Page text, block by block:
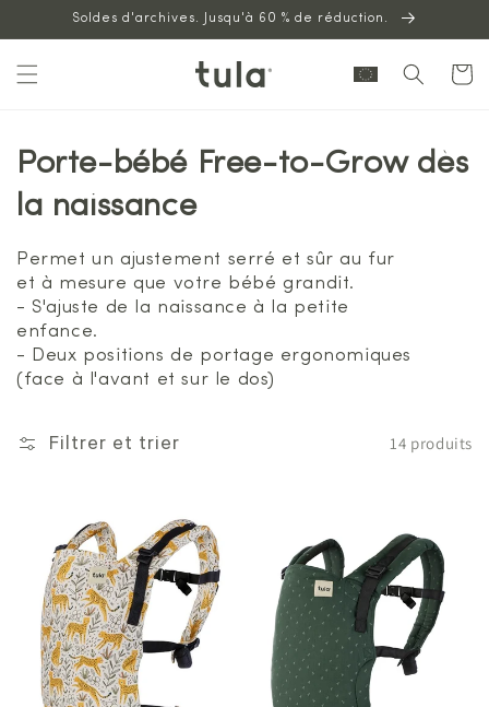
Aller au
contenu
Soldes d'archives. Jusqu'à 60 % de réduction.
Panier
Porte-bébé Free-to-Grow dès
la naissance
Permet un ajustement serré et sûr au fur
et à mesure que votre bébé grandit.
- S'ajuste de la naissance à la petite
enfance.
- Deux positions de portage ergonomiques
(face à l'avant et sur le dos)
Filtrer et trier 14 produits